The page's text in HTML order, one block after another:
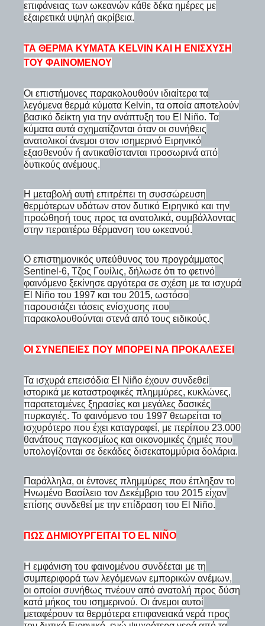
επιφάνειας των ωκεανών κάθε δέκα ημέρες με
εξαιρετικά υψηλή ακρίβεια.
ΤΑ ΘΕΡΜΆ ΚΎΜΑΤΑ KELVIN ΚΑΙ Η ΕΝΊΣΧΥΣΗ
ΤΟΥ ΦΑΙΝΟΜΈΝΟΥ
Οι επιστήμονες παρακολουθούν ιδιαίτερα τα
λεγόμενα θερμά κύματα Kelvin, τα οποία αποτελούν
βασικό δείκτη για την ανάπτυξη του El Niño. Τα
κύματα αυτά σχηματίζονται όταν οι συνήθεις
ανατολικοί άνεμοι στον ισημερινό Ειρηνικό
εξασθενούν ή αντικαθίστανται προσωρινά από
δυτικούς ανέμους.
Η μεταβολή αυτή επιτρέπει τη συσσώρευση
θερμότερων υδάτων στον δυτικό Ειρηνικό και την
προώθησή τους προς τα ανατολικά, συμβάλλοντας
στην περαιτέρω θέρμανση του ωκεανού.
Ο επιστημονικός υπεύθυνος του προγράμματος
Sentinel-6, Τζος Γουίλις, δήλωσε ότι το φετινό
φαινόμενο ξεκίνησε αργότερα σε σχέση με τα ισχυρά
El Niño του 1997 και του 2015, ωστόσο
παρουσιάζει τάσεις ενίσχυσης που
παρακολουθούνται στενά από τους ειδικούς.
ΟΙ ΣΥΝΈΠΕΙΕΣ ΠΟΥ ΜΠΟΡΕΊ ΝΑ ΠΡΟΚΑΛΈΣΕΙ
Τα ισχυρά επεισόδια El Niño έχουν συνδεθεί
ιστορικά με καταστροφικές πλημμύρες, κυκλώνες,
παρατεταμένες ξηρασίες και μεγάλες δασικές
πυρκαγιές. Το φαινόμενο του 1997 θεωρείται το
ισχυρότερο που έχει καταγραφεί, με περίπου 23.000
θανάτους παγκοσμίως και οικονομικές ζημιές που
υπολογίζονται σε δεκάδες δισεκατομμύρια δολάρια.
Παράλληλα, οι έντονες πλημμύρες που έπληξαν το
Ηνωμένο Βασίλειο τον Δεκέμβριο του 2015 είχαν
επίσης συνδεθεί με την επίδραση του El Niño.
ΠΏΣ ΔΗΜΙΟΥΡΓΕΊΤΑΙ ΤΟ EL NIÑO
Η εμφάνιση του φαινομένου συνδέεται με τη
συμπεριφορά των λεγόμενων εμπορικών ανέμων,
οι οποίοι συνήθως πνέουν από ανατολή προς δύση
κατά μήκος του ισημερινού. Οι άνεμοι αυτοί
μεταφέρουν τα θερμότερα επιφανειακά νερά προς